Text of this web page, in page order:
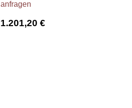
anfragen
1.201,20 €